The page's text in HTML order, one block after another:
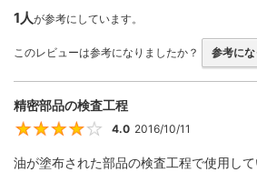
1人が参考にしています。
このレビューは参考になりましたか？ 参考にな
精密部品の検査工程
4.0 2016/10/11
油が塗布された部品の検査工程で使用し